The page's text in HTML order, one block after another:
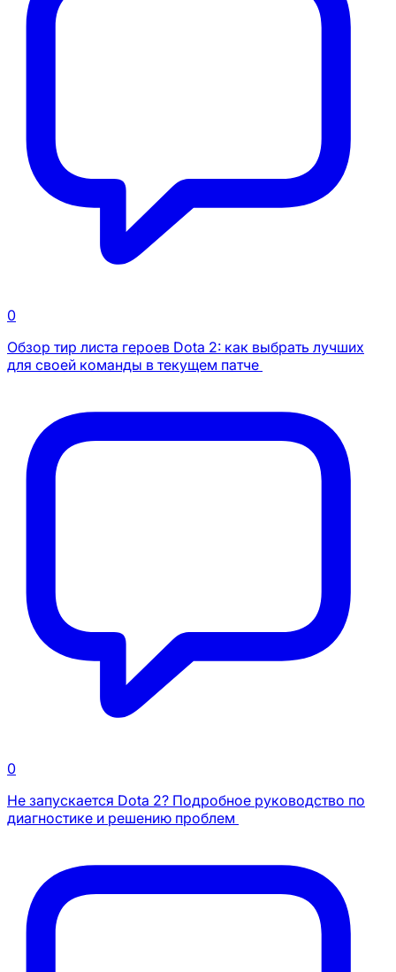
0
Обзор тир листа героев Dota 2: как выбрать лучших
для своей команды в текущем патче
0
Не запускается Dota 2? Подробное руководство по
диагностике и решению проблем